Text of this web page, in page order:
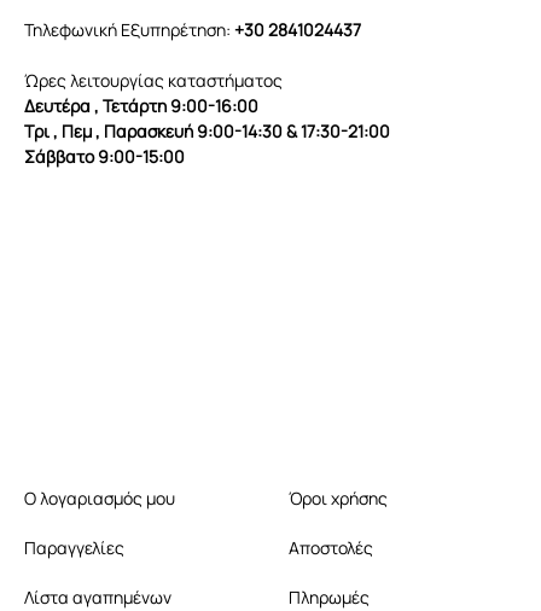
Τηλεφωνική Εξυπηρέτηση: +30 2841024437
Ώρες λειτουργίας καταστήματος
Δευτέρα , Τετάρτη 9:00-16:00
Τρι , Πεμ , Παρασκευή 9:00-14:30 & 17:30-21:00
Σάββατο 9:00-15:00
Ο λογαριασμός μου
Παραγγελίες
Λίστα αγαπημένων
Όροι χρήσης
Αποστολές
Πληρωμές